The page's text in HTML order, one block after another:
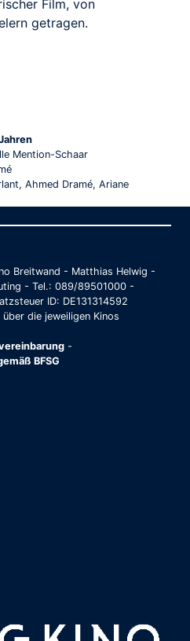
Film, von
getragen.
Mention-Schaar
Ahmed Dramé, Ariane
Breitwand - Matthias Helwig -
- Tel.: 089/89501000 -
ID: DE131314592
die jeweiligen Kinos
-
BFSG